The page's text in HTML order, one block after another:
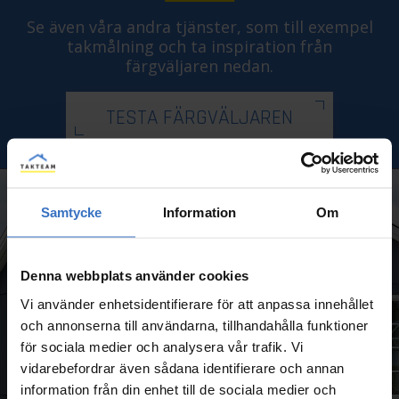
Samtycke Information Om
Denna webbplats använder cookies
Vi använder enhetsidentifierare för att anpassa innehållet
och annonserna till användarna, tillhandahålla funktioner
för sociala medier och analysera vår trafik. Vi
vidarebefordrar även sådana identifierare och annan
information från din enhet till de sociala medier och
Se även våra andra tjänster, som till exempel
takmålning och ta inspiration från
färgväljaren nedan.
TESTA FÄRGVÄLJAREN